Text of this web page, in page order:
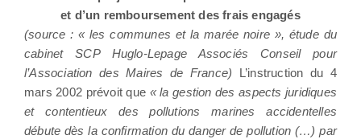
et d’un remboursement des frais engagés
(source : « les communes et la marée noire », étude du
cabinet SCP Huglo-Lepage Associés Conseil pour
l’Association des Maires de France) L’instruction du 4
mars 2002 prévoit que « la gestion des aspects juridiques
et contentieux des pollutions marines accidentelles
débute dès la confirmation du danger de pollution (…) par